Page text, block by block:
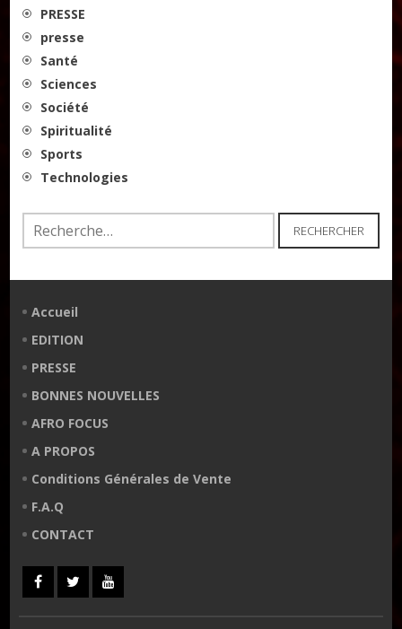
PRESSE
presse
Santé
Sciences
Société
Spiritualité
Sports
Technologies
Rechercher :
Accueil
EDITION
PRESSE
BONNES NOUVELLES
AFRO FOCUS
A PROPOS
Conditions Générales de Vente
F.A.Q
CONTACT